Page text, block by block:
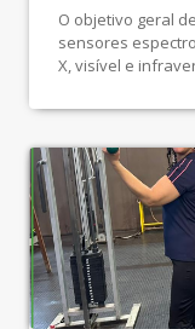
O objetivo geral
sensores
X, visível e
rápida os
rapidez para